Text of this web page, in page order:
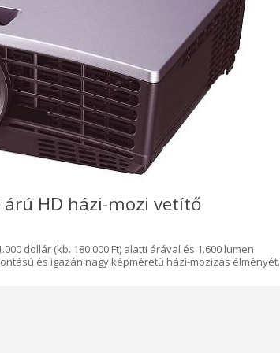
HD házi-mozi vetítő
dollár (kb. 180.000 Ft) alatti árával és 1.600 lumen
és igazán nagy képméretű házi-mozizás élményét.